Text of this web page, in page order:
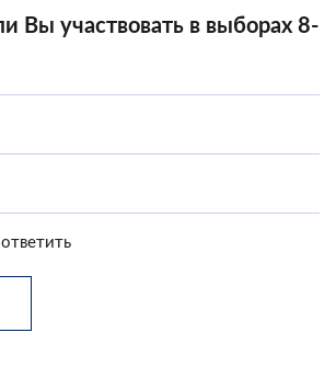
Вы участвовать в выборах 8-